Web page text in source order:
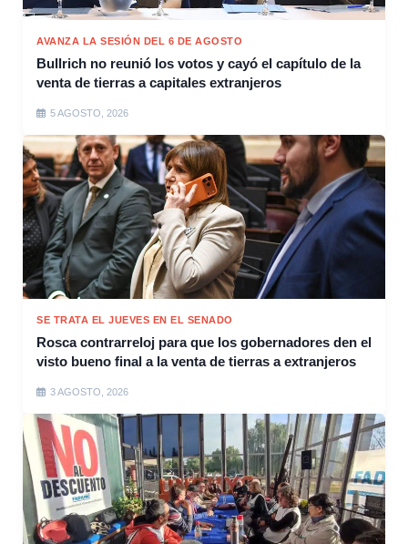
AVANZA LA SESIÓN DEL 6 DE AGOSTO
Bullrich no reunió los votos y cayó el capítulo de la
venta de tierras a capitales extranjeros
5 AGOSTO, 2026
SE TRATA EL JUEVES EN EL SENADO
Rosca contrarreloj para que los gobernadores den el
visto bueno final a la venta de tierras a extranjeros
3 AGOSTO, 2026